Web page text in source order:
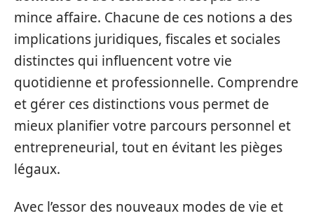
mince affaire. Chacune de ces notions a des
implications juridiques, fiscales et sociales
distinctes qui influencent votre vie
quotidienne et professionnelle. Comprendre
et gérer ces distinctions vous permet de
mieux planifier votre parcours personnel et
entrepreneurial, tout en évitant les pièges
légaux.
Avec l’essor des nouveaux modes de vie et